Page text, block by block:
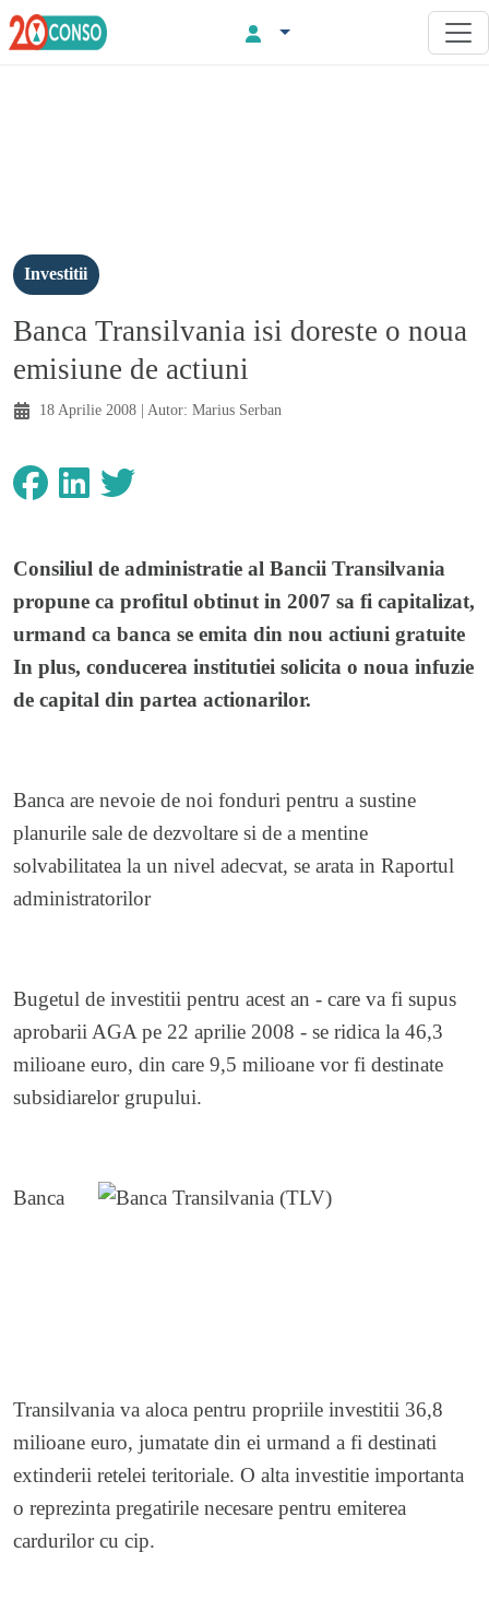
Investitii
Banca Transilvania isi doreste o noua
emisiune de actiuni
18 Aprilie 2008 | Autor: Marius Serban
Consiliul de administratie al Bancii Transilvania
propune ca profitul obtinut in 2007 sa fi capitalizat,
urmand ca banca se emita din nou actiuni gratuite
In plus, conducerea institutiei solicita o noua infuzie
de capital din partea actionarilor.
Banca are nevoie de noi fonduri pentru a sustine
planurile sale de dezvoltare si de a mentine
solvabilitatea la un nivel adecvat, se arata in Raportul
administratorilor
Bugetul de investitii pentru acest an - care va fi supus
aprobarii AGA pe 22 aprilie 2008 - se ridica la 46,3
milioane euro, din care 9,5 milioane vor fi destinate
subsidiarelor grupului.
Banca
Transilvania va aloca pentru propriile investitii 36,8
milioane euro, jumatate din ei urmand a fi destinati
extinderii retelei teritoriale. O alta investitie importanta
o reprezinta pregatirile necesare pentru emiterea
cardurilor cu cip.